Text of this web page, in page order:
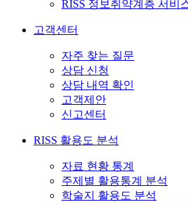
RISS 정보취약계층 서비
고객센터
자주 찾는 질문
상담 신청
상담 내역 확인
고객제안
신고센터
RISS 활용도 분석
자료 현황 통계
주제별 활용통계 분석
학술지 활용도 분석